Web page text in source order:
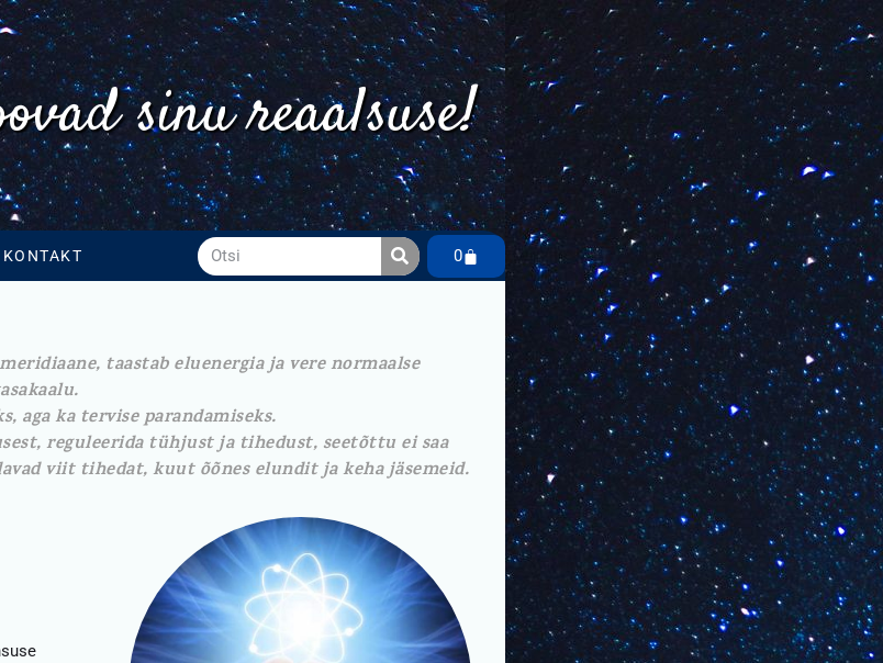
sinu reaalsuse!
KONTAKT 0
taastab eluenergia ja vere normaalse
aga ka tervise parandamiseks.
reguleerida tühjust ja tihedust, seetõttu ei saa
viit tihedat, kuut õõnes elundit ja keha jäsemeid.